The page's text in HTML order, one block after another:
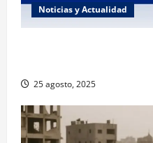
Noticias y Actualidad
25 agosto, 2025